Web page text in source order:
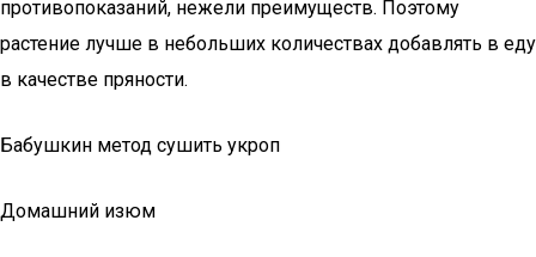
противопоказаний, нежели преимуществ. Поэтому
растение лучше в небольших количествах добавлять в еду
в качестве пряности.
Бабушкин метод сушить укроп
Домашний изюм